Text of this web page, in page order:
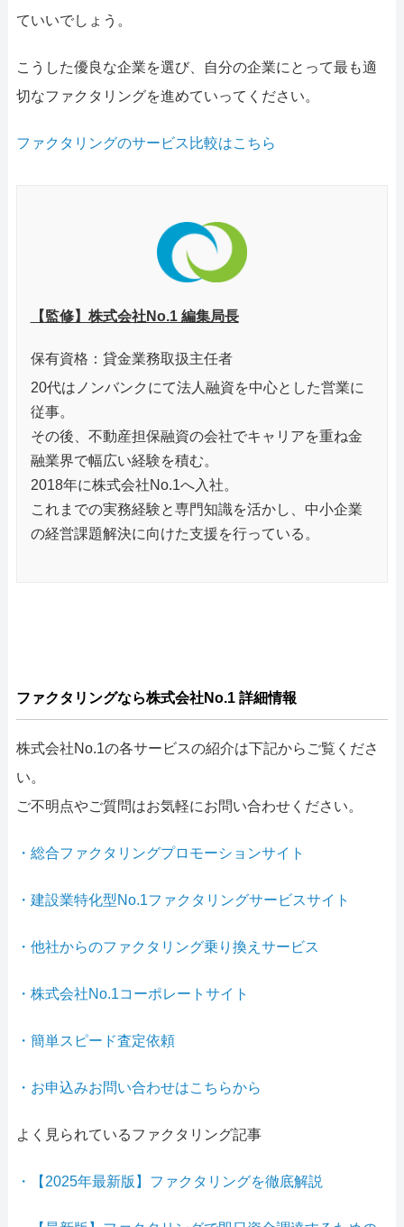
ていいでしょう。
こうした優良な企業を選び、自分の企業にとって最も適
切なファクタリングを進めていってください。
ファクタリングのサービス比較はこちら
【監修】株式会社No.1 編集局長
保有資格：貸金業務取扱主任者
20代はノンバンクにて法人融資を中心とした営業に
従事。
その後、不動産担保融資の会社でキャリアを重ね金
融業界で幅広い経験を積む。
2018年に株式会社No.1へ入社。
これまでの実務経験と専門知識を活かし、中小企業
の経営課題解決に向けた支援を行っている。
ファクタリングなら株式会社No.1 詳細情報
株式会社No.1の各サービスの紹介は下記からご覧くださ
い。
ご不明点やご質問はお気軽にお問い合わせください。
・総合ファクタリングプロモーションサイト
・建設業特化型No.1ファクタリングサービスサイト
・他社からのファクタリング乗り換えサービス
・株式会社No.1コーポレートサイト
・簡単スピード査定依頼
・お申込みお問い合わせはこちらから
よく見られているファクタリング記事
・【2025年最新版】ファクタリングを徹底解説